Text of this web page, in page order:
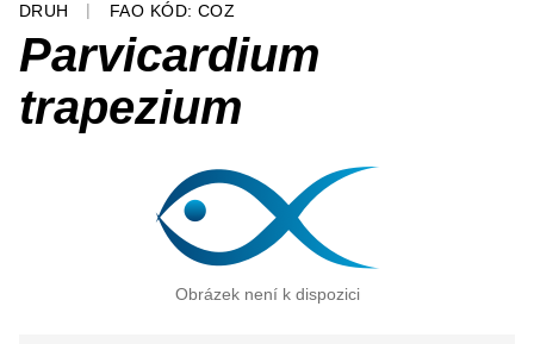
DRUH FAO KÓD: COZ
Parvicardium
trapezium
Obrázek není k dispozici